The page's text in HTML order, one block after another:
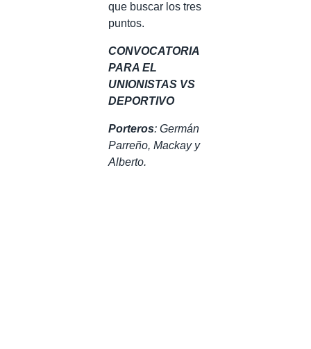
que buscar los tres
puntos.
CONVOCATORIA
PARA EL
UNIONISTAS VS
DEPORTIVO
Porteros: Germán
Parreño, Mackay y
Alberto.